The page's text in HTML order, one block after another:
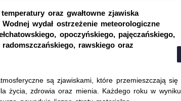
oraz gwałtowne zjawiska
wydał ostrzeżenie meteorologiczne
opoczyńskiego, pajęczańskiego,
rawskiego oraz
są zjawiskami, które przemieszczają się
życia, zdrowia oraz mienia. Każdego roku w wyniku